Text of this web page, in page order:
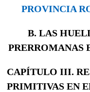
PROVINCIA
B. LAS
PRERROMANAS
CAPÍTULO III.
PRIMITIVAS EN